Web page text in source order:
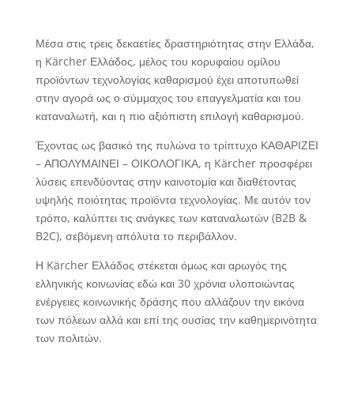
Μέσα στις τρεις δεκαετίες δραστηριότητας στην Ελλάδα,
η Kärcher Ελλάδος, μέλος του κορυφαίου ομίλου
προϊόντων τεχνολογίας καθαρισμού έχει αποτυπωθεί
στην αγορά ως ο σύμμαχος του επαγγελματία και του
καταναλωτή, και η πιο αξιόπιστη επιλογή καθαρισμού.
Έχοντας ως βασικό της πυλώνα το τρίπτυχο ΚΑΘΑΡΙΖΕΙ
– ΑΠΟΛΥΜΑΙΝΕΙ – ΟΙΚΟΛΟΓΙΚΑ, η Kärcher προσφέρει
λύσεις επενδύοντας στην καινοτομία και διαθέτοντας
υψηλής ποιότητας προϊόντα τεχνολογίας. Με αυτόν τον
τρόπο, καλύπτει τις ανάγκες των καταναλωτών (B2B &
B2C), σεβόμενη απόλυτα το περιβάλλον.
Η Kärcher Ελλάδος στέκεται όμως και αρωγός της
ελληνικής κοινωνίας εδώ και 30 χρόνια υλοποιώντας
ενέργειες κοινωνικής δράσης που αλλάζουν την εικόνα
των πόλεων αλλά και επί της ουσίας την καθημερινότητα
των πολιτών.